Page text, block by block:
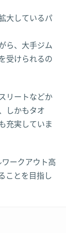
大しているパ
ら、大手ジム
受けられるの
リートなどか
しかもタオ
充実していま
ークアウト高
ことを目指し